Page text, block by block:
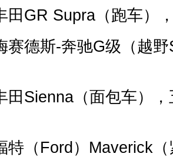
GR Supra（跑车），
德斯-奔驰G级（越野
Sienna（面包车），
（Ford）Maverick（